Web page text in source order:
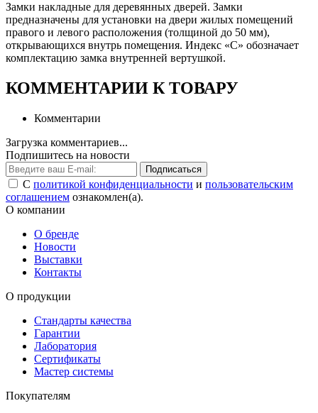
Замки накладные для деревянных дверей. Замки
предназначены для установки на двери жилых помещений
правого и левого расположения (толщиной до 50 мм),
открывающихся внутрь помещения. Индекс «С» обозначает
комплектацию замка внутренней вертушкой.
КОММЕНТАРИИ К ТОВАРУ
Комментарии
Загрузка комментариев...
Подпишитесь на новости
Подписаться
С политикой конфиденциальности и пользовательским
соглашением ознакомлен(а).
О компании
О бренде
Новости
Выставки
Контакты
О продукции
Стандарты качества
Гарантии
Лаборатория
Сертификаты
Мастер системы
Покупателям